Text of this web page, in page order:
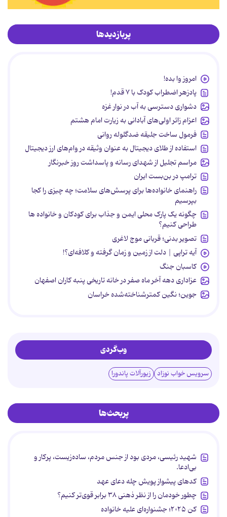
پربازدیدها
امروز وا بده!
پادزهر اضطراب کودک با ۷ قدم!
دشواری دسترسی به آب در نوار غزه
اعزام زائر اولی‌های آبادانی به زیارت امام هشتم
فرمول ساخت جلیقه ضدگلوله روانی
استفاده از طلای دیجیتال به عنوان وثیقه در وام‌های ارز دیجیتال
مراسم تجلیل از شهدای رسانه و پاسداشت روز خبرنگار
ترامپ در بن‌بست ایران
راهنمای خانواده‌ها برای پرسش‌های سلامت؛ چه چیزی را کجا
بپرسیم
چگونه یک پارک محلی ایمن و جذاب برای کودکان و خانواده ها
طراحی کنیم؟
تصویر بدنی؛ قربانی موج لاغری
آیه تراپی | دلت از زمین و زمان گرفته و کلافه‌ای؟!
کاسبان جنگ
عزاداری دهه آخر ماه صفر در خانه تاریخی پنبه کاران اصفهان
جوین؛ نگین کمترشناخته‌شده خراسان
وب‌گردی
سرویس خواب نوزاد زیورآلات پاندورا
پربحث‌ها
شهید رئیسی، مردی بود از جنس مردم، ساده‌زیست، پرکار و
بی‌ادعا.
کدهای پیشواز پویش چله دعای عهد
چطور خودمان را از نظر ذهنی ۳۸ برابر قوی‌تر کنیم؟
کن ۲۰۲۵؛ جشنواره‌ای علیه خانواده